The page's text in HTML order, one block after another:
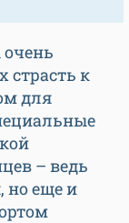
очень
к
для
– ведь
но еще и